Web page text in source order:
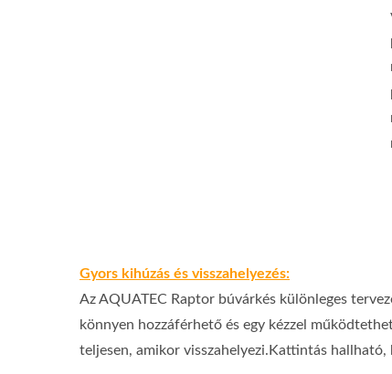
Gyors kihúzás és visszahelyezés:
Az AQUATEC Raptor búvárkés különleges
könnyen hozzáférhető és egy kézzel
teljesen, amikor visszahelyezi.Kattintás hallható,